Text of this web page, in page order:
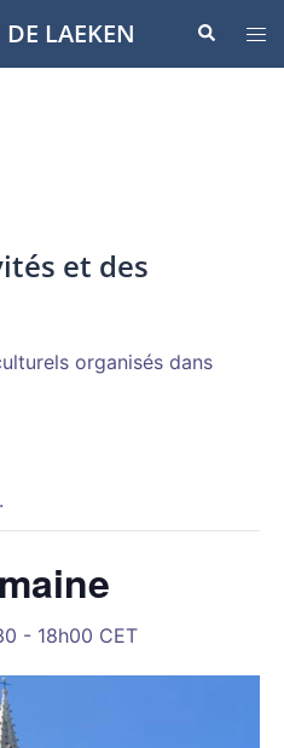
LAEKEN
le
et des
organisés dans
- 18h00 CET